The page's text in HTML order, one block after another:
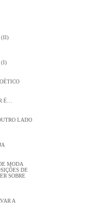
(II)
(I)
É…
LADO
MODA
DE
SOBRE
A